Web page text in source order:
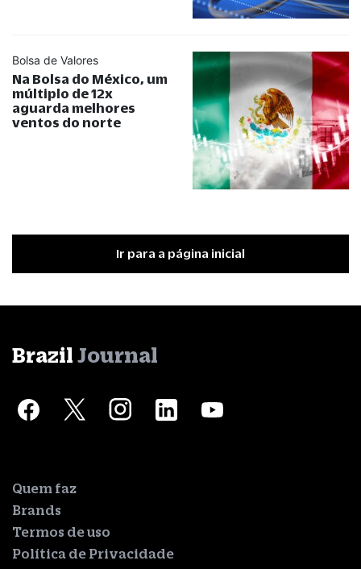
Bolsa de Valores
Na Bolsa do México, um
múltiplo de 12x
aguarda melhores
ventos do norte
Ir para a página inicial
Brazil Journal
Quem faz
Brands
Termos de uso
Política de Privacidade